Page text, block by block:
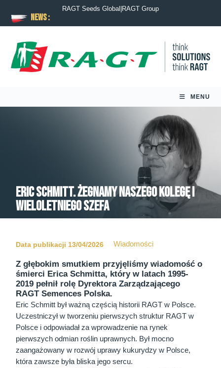
News :
RAGT Seeds Global RAGT Group
MENU
Eric Schmitt. Żegnamy naszego kolegę i
wieloletniego szefa
Data publikacji 13/04/2026 Wiadomości
Z głębokim smutkiem przyjęliśmy wiadomość o
śmierci Erica Schmitta, który w latach 1995-
2019 pełnił rolę Dyrektora Zarządzającego
RAGT Semences Polska.
Eric Schmitt był ważną częścią historii RAGT w Polsce.
Uczestniczył w tworzeniu pierwszych struktur RAGT w
Polsce i odpowiadał za wprowadzenie na rynek
pierwszych odmian roślin uprawnych. Był mocno
zaangażowany w rozwój uprawy kukurydzy w Polsce,
która zawsze była bliska jego sercu.